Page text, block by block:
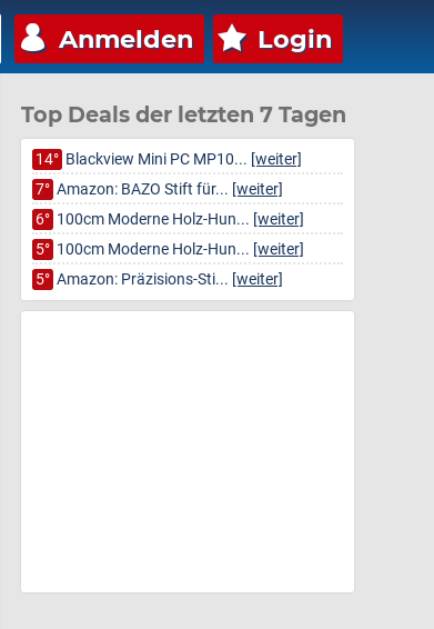
Anmelden Login
Top Deals der letzten 7 Tagen
14° Blackview Mini PC MP10... [weiter]
7° Amazon: BAZO Stift für... [weiter]
6° 100cm Moderne Holz-Hun... [weiter]
5° 100cm Moderne Holz-Hun... [weiter]
5° Amazon: Präzisions-Sti... [weiter]